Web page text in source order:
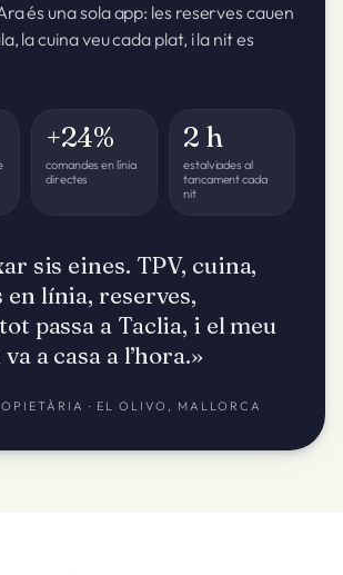
és una sola app: les reserves cauen
la cuina veu cada plat, i la nit es
+24%
comandes en línia
directes
2 h
estalviades al
tancament cada
nit
sis eines. TPV, cuina,
en línia, reserves,
passa a Taclia, i el meu
va a casa a l’hora.»
· EL OLIVO, MALLORCA